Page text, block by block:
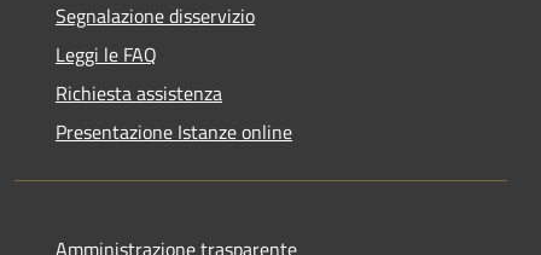
Segnalazione disservizio
Leggi le FAQ
Richiesta assistenza
Presentazione Istanze online